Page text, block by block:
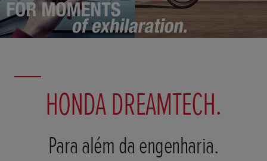
HONDA DREAMTECH.
Para além da engenharia.